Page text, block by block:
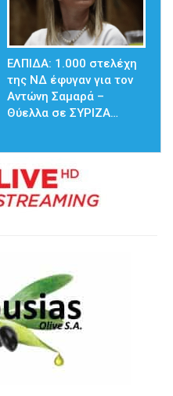
ΕΛΠΙΔΑ: 1.000 στελέχη
της ΝΔ έφυγαν για τον
Αντώνη Σαμαρά –
Θύελλα σε ΣΥΡΙΖΑ…